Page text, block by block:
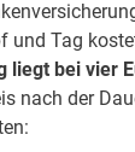
und Tag
liegt bei vier
nach der